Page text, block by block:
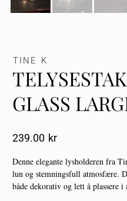
TINE K
GLASS
239.00 Kr
Denne elegante lysholderen fra
lun og stemningsfull atmosfære.
både dekorativ og lett å plassere i